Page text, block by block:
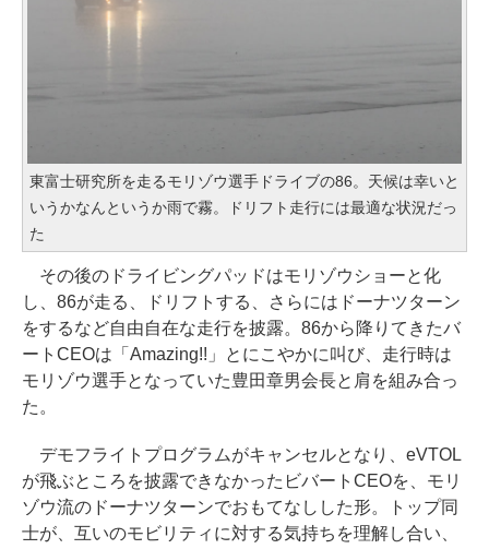
東富士研究所を走るモリゾウ選手ドライブの86。天候は幸いと
いうかなんというか雨で霧。ドリフト走行には最適な状況だっ
た
その後のドライビングパッドはモリゾウショーと化
し、86が走る、ドリフトする、さらにはドーナツターン
をするなど自由自在な走行を披露。86から降りてきたバ
ートCEOは「Amazing!!」とにこやかに叫び、走行時は
モリゾウ選手となっていた豊田章男会長と肩を組み合っ
た。
デモフライトプログラムがキャンセルとなり、eVTOL
が飛ぶところを披露できなかったビバートCEOを、モリ
ゾウ流のドーナツターンでおもてなしした形。トップ同
士が、互いのモビリティに対する気持ちを理解し合い、